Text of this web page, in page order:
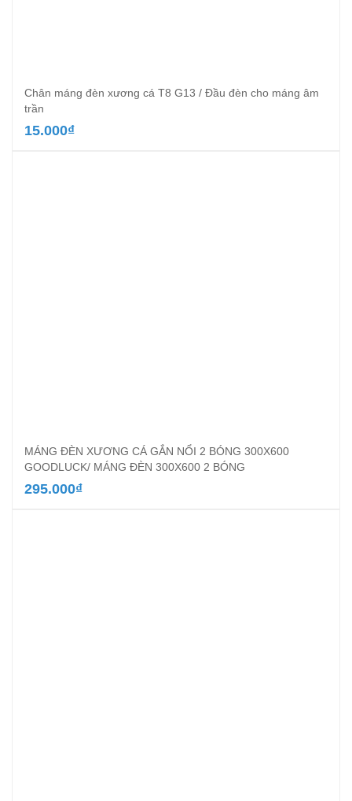
Chân máng đèn xương cá T8 G13 / Đầu đèn cho máng âm
trần
15.000₫
MÁNG ĐÈN XƯƠNG CÁ GẮN NỔI 2 BÓNG 300X600
GOODLUCK/ MÁNG ĐÈN 300X600 2 BÓNG
295.000₫